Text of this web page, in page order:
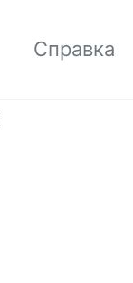
Справка